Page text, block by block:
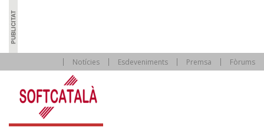
Notícies Esdeveniments Premsa Fòrums